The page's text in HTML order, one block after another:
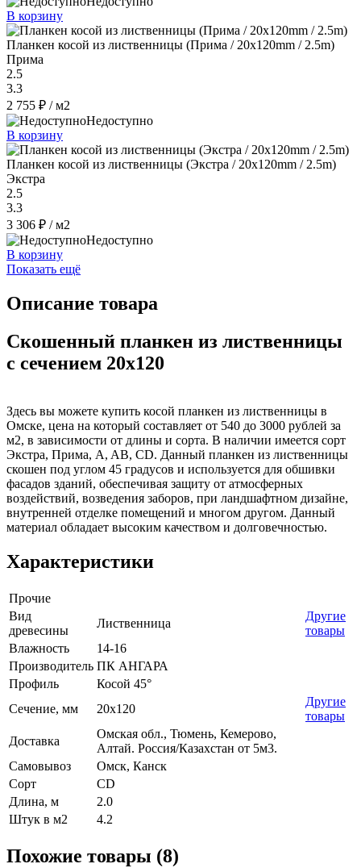
В корзину
Планкен косой из лиственницы (Прима / 20x120mm / 2.5m)
Прима
2.5
3.3
2 755 ₽ / м2
Недоступно
В корзину
Планкен косой из лиственницы (Экстра / 20x120mm / 2.5m)
Экстра
2.5
3.3
3 306 ₽ / м2
Недоступно
В корзину
Показать ещё
Описание товара
Скошенный планкен из лиственницы
с сечением 20x120
Здесь вы можете купить косой планкен из лиственницы в
Омске, цена на который составляет от 540 до 3000 рублей за
м2, в зависимости от длины и сорта. В наличии имеется сорт
Экстра, Прима, A, AB, CD. Данный планкен из лиственницы
скошен под углом 45 градусов и используется для обшивки
фасадов зданий, обеспечивая защиту от атмосферных
воздействий, возведения заборов, при ландшафтном дизайне,
внутренней отделке помещений и многом другом. Данный
материал обладает высоким качеством и долговечностью.
Характеристики
Прочие
Вид
древесины
Лиственница
Другие
товары
Влажность
14-16
Производитель ПК АНГАРА
Профиль
Косой 45°
Сечение, мм
20х120
Другие
товары
Доставка
Омская обл., Тюмень, Кемерово,
Алтай. Россия/Казахстан от 5м3.
Самовывоз
Омск, Канск
Сорт
CD
Длина, м
2.0
Штук в м2
4.2
Похожие товары (8)